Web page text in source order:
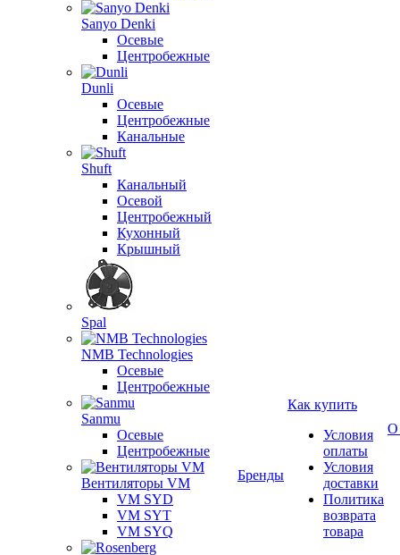
Sanyo Denki
Осевые
Центробежные
Dunli
Осевые
Центробежные
Канальные
Shuft
Канальный
Осевой
Центробежный
Кухонный
Крышный
Spal
NMB Technologies
Осевые
Центробежные
Sanmu
Осевые
Центробежные
Вентиляторы VM
VM SYD
VM SYT
VM SYQ
Бренды
Как купить
Условия
оплаты
Условия
доставки
Политика
возврата
товара
О